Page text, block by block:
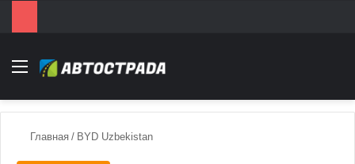
Menu
Главная / BYD Uzbekistan